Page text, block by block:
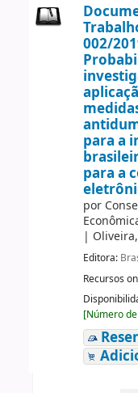
002/
para a
para a
por
|
Editora:
Recursos
[Número